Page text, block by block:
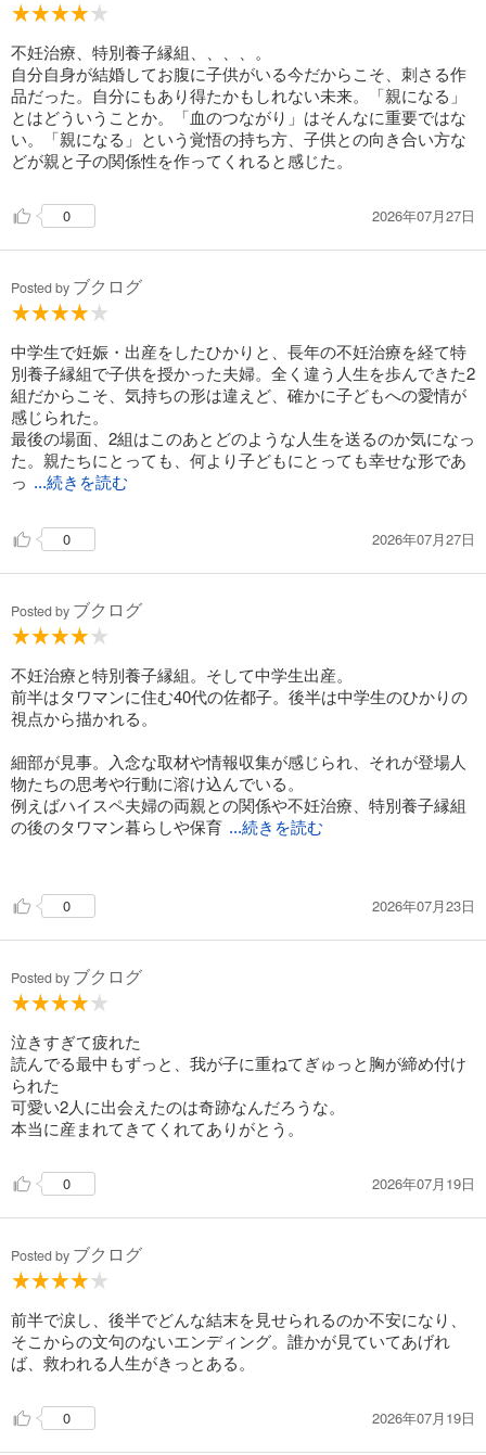
不妊治療、特別養子縁組、、、、。
自分自身が結婚してお腹に子供がいる今だからこそ、刺さる作
品だった。自分にもあり得たかもしれない未来。「親になる」
とはどういうことか。「血のつながり」はそんなに重要ではな
い。「親になる」という覚悟の持ち方、子供との向き合い方な
どが親と子の関係性を作ってくれると感じた。
0 2026年07月27日
Posted by ブクログ
中学生で妊娠・出産をしたひかりと、長年の不妊治療を経て特
別養子縁組で子供を授かった夫婦。全く違う人生を歩んできた2
組だからこそ、気持ちの形は違えど、確かに子どもへの愛情が
感じられた。
最後の場面、2組はこのあとどのような人生を送るのか気になっ
た。親たちにとっても、何より子どもにとっても幸せな形であ
っ ...続きを読む
0 2026年07月27日
Posted by ブクログ
不妊治療と特別養子縁組。そして中学生出産。
前半はタワマンに住む40代の佐都子。後半は中学生のひかりの
視点から描かれる。
細部が見事。入念な取材や情報収集が感じられ、それが登場人
物たちの思考や行動に溶け込んでいる。
例えばハイスペ夫婦の両親との関係や不妊治療、特別養子縁組
の後のタワマン暮らしや保育 ...続きを読む
例えば特別養子縁組の支援団体の寮や入居者、学校に戻ってか
らの周囲への感じ方。
ないテーマなので、前半の佐都子の章に感情移入した。不妊治
療って本当に大変なんだなぁ。飛行機で病院行くとか。ダメだ
ラストはそこまで惹かれなかったかな。
0 2026年07月23日
Posted by ブクログ
泣きすぎて疲れた
読んでる最中もずっと、我が子に重ねてぎゅっと胸が締め付け
られた
可愛い2人に出会えたのは奇跡なんだろうな。
本当に産まれてきてくれてありがとう。
0 2026年07月19日
Posted by ブクログ
前半で涙し、後半でどんな結末を見せられるのか不安になり、
そこからの文句のないエンディング。誰かが見ていてあげれ
ば、救われる人生がきっとある。
0 2026年07月19日